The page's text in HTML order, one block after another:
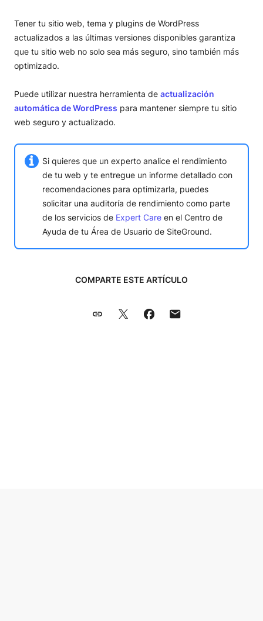
Tener tu sitio web, tema y plugins de WordPress
actualizados a las últimas versiones disponibles garantiza
que tu sitio web no solo sea más seguro, sino también más
optimizado.
Puede utilizar nuestra herramienta de actualización
automática de WordPress para mantener siempre tu sitio
web seguro y actualizado.
Si quieres que un experto analice el rendimiento
de tu web y te entregue un informe detallado con
recomendaciones para optimizarla, puedes
solicitar una auditoría de rendimiento como parte
de los servicios de Expert Care en el Centro de
Ayuda de tu Área de Usuario de SiteGround.
COMPARTE ESTE ARTÍCULO